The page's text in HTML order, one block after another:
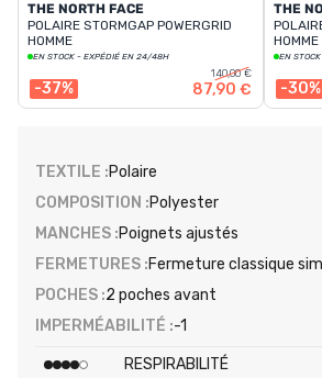
THE NORTH FACE
POLAIRE STORMGAP POWERGRID
HOMME
EN STOCK - EXPÉDIÉ EN 24/48H
-37%
140,00 €
87,90 €
THE
HOMME
EN
-30%
TEXTILE :Polaire
COMPOSITION :Polyester
MANCHES :Poignets ajustés
FERMETURES :Fermeture classique
POCHES :2 poches avant
IMPERMÉABILITÉ :-1
RESPIRABILITÉ